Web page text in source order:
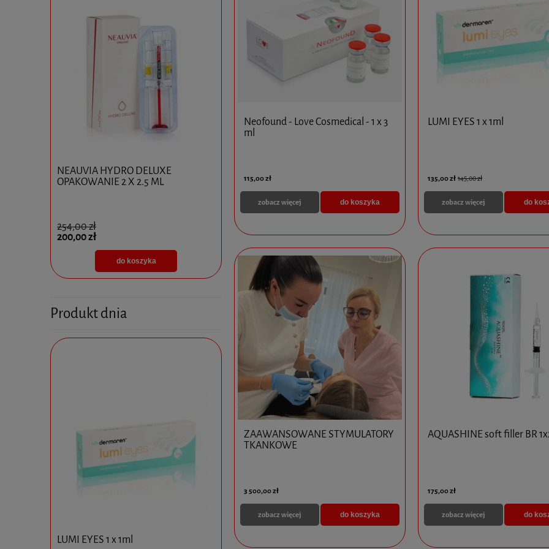
NEAUVIA HYDRO DELUXE
OPAKOWANIE 2 X 2.5 ML
254,00 zł
200,00 zł
do koszyka
825,00 zł
595,00 zł
do koszyka
340,00 zł
325,00 zł
Produkt dnia
LUMI EYES 1 x 1ml MD-Matrix - Kolagen 1 x 2ml Nucleofill Strong 1 x 1,5ml
Neofound - Love Cosmedical - 1 x 3
ml
115,00 zł
do koszyka
zobacz więcej
LUMI EYES 1 x 1ml
135,00 zł 145,00 zł
do
zobacz więcej
ZAAWANSOWANE STYMULATORY
TKANKOWE
3 500,00 zł
do koszyka
zobacz więcej
AQUASHINE soft filler BR
175,00 zł
do
zobacz więcej